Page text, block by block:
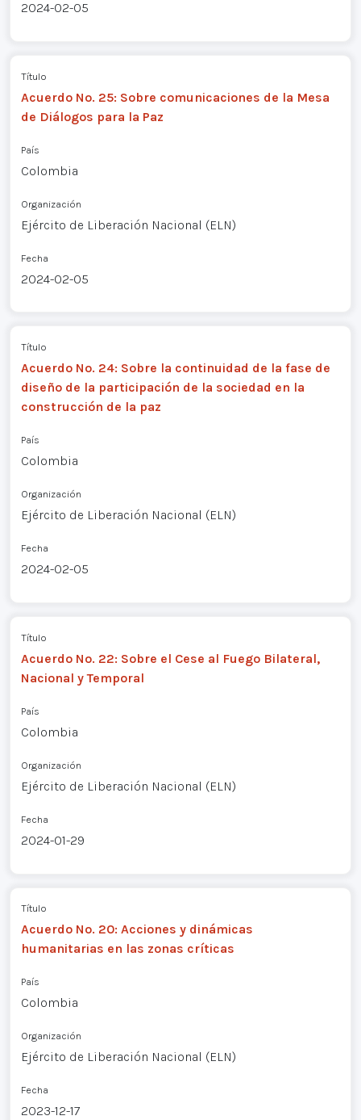
2024-02-05
Título
Acuerdo No. 25: Sobre comunicaciones de la Mesa
de Diálogos para la Paz
País
Colombia
Organización
Ejército de Liberación Nacional (ELN)
Fecha
2024-02-05
Título
Acuerdo No. 24: Sobre la continuidad de la fase de
diseño de la participación de la sociedad en la
construcción de la paz
País
Colombia
Organización
Ejército de Liberación Nacional (ELN)
Fecha
2024-02-05
Título
Acuerdo No. 22: Sobre el Cese al Fuego Bilateral,
Nacional y Temporal
País
Colombia
Organización
Ejército de Liberación Nacional (ELN)
Fecha
2024-01-29
Título
Acuerdo No. 20: Acciones y dinámicas
humanitarias en las zonas críticas
País
Colombia
Organización
Ejército de Liberación Nacional (ELN)
Fecha
2023-12-17